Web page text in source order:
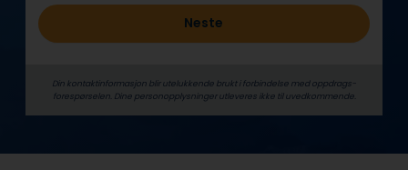
Neste
Din kontaktinformasjon blir utelukkende brukt i forbindelse med oppdrags­
forespørselen. Dine person­­opplysninger utleveres ikke til uvedkommende.